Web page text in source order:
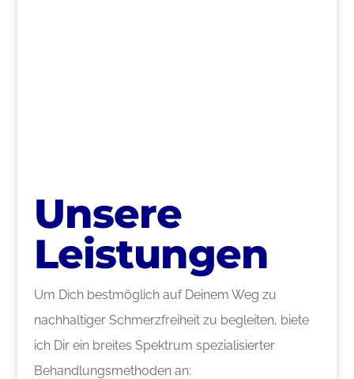
Unsere
Leistungen
Um Dich bestmöglich auf Deinem Weg zu
nachhaltiger Schmerzfreiheit zu begleiten, biete
ich Dir ein breites Spektrum spezialisierter
Behandlungsmethoden an: